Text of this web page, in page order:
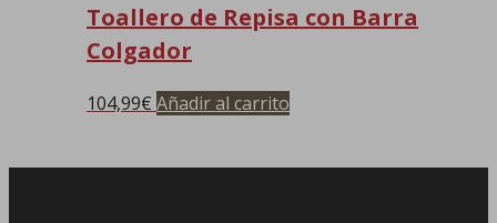
Toallero de Repisa con Barra
Colgador
104,99€ Añadir al carrito